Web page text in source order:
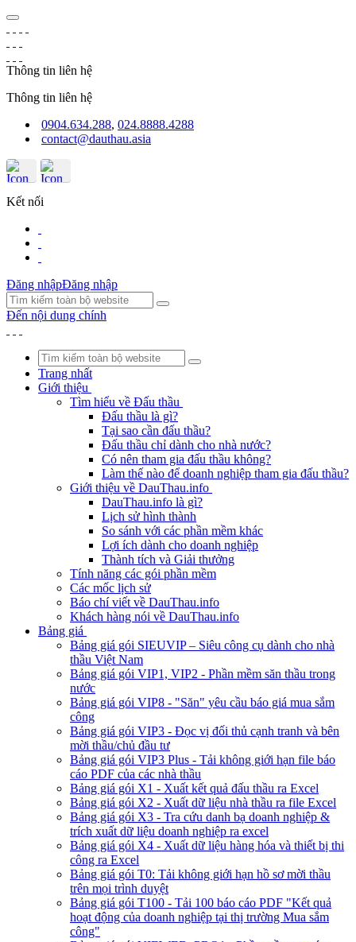
Thông tin liên hệ
Thông tin liên hệ
0904.634.288, 024.8888.4288
contact@dauthau.asia
Kết nối
Đăng nhậpĐăng nhập
Đến nội dung chính
Trang nhất
Giới thiệu
Tìm hiểu về Đấu thầu
Đấu thầu là gì?
Tại sao cần đấu thầu?
Đấu thầu chỉ dành cho nhà nước?
Có nên tham gia đấu thầu không?
Làm thế nào để doanh nghiệp tham gia đấu thầu?
Giới thiệu về DauThau.info
DauThau.info là gì?
Lịch sử hình thành
So sánh với các phần mềm khác
Lợi ích dành cho doanh nghiệp
Thành tích và Giải thưởng
Tính năng các gói phần mềm
Các mốc lịch sử
Báo chí viết về DauThau.info
Khách hàng nói về DauThau.info
Bảng giá
Bảng giá gói SIEUVIP – Siêu công cụ dành cho nhà
thầu Việt Nam
Bảng giá gói VIP1, VIP2 - Phần mềm săn thầu trong
nước
Bảng giá gói VIP8 - "Săn" yêu cầu báo giá mua sắm
công
Bảng giá gói VIP3 - Đọc vị đối thủ cạnh tranh và bên
mời thầu/chủ đầu tư
Bảng giá gói VIP3 Plus - Tải không giới hạn file báo
cáo PDF của các nhà thầu
Bảng giá gói X1 - Xuất kết quả đấu thầu ra Excel
Bảng giá gói X2 - Xuất dữ liệu nhà thầu ra file Excel
Bảng giá gói X3 - Tra cứu danh bạ doanh nghiệp &
trích xuất dữ liệu doanh nghiệp ra excel
Bảng giá gói X4 - Xuất dữ liệu hàng hóa và thiết bị thi
công ra Excel
Bảng giá gói T0: Tải không giới hạn hồ sơ mời thầu
trên mọi trình duyệt
Bảng giá gói T100 - Tải 100 báo cáo PDF "Kết quả
hoạt động của doanh nghiệp tại thị trường Mua sắm
công"